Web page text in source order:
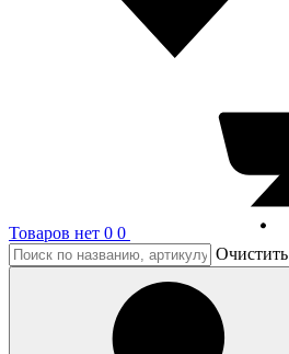
Товаров нет 0 0
Очистить